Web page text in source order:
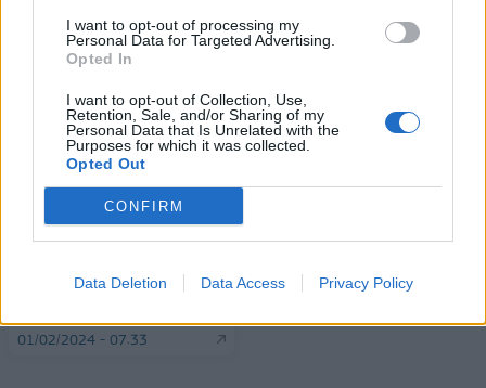
I want to opt-out of processing my
Personal Data for Targeted Advertising.
Opted In
I want to opt-out of Collection, Use,
Retention, Sale, and/or Sharing of my
Personal Data that Is Unrelated with the
Purposes for which it was collected.
Opted Out
CONFIRM
Data Deletion Data Access Privacy Policy
ΠΕΡΙΣΣΌΤΕΡΑ ΣΕ ΑΥΤΉ ΤΗΝ ΚΑΤΗΓΟΡΊΑ
Ευρωπαϊκό Συμβούλιο για
το δημοσιονομικό πλαίσιο,
"πολιορκούν" τις
01/02/2024 - 07:33
Βουλή το νομοσχέδιο για
01/02/2024 - 14:34